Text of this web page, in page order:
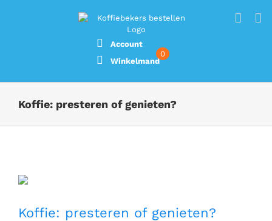
Account
Winkelmand
0
Koffie: presteren of genieten?
Bekijk
Koffie: presteren of genieten?